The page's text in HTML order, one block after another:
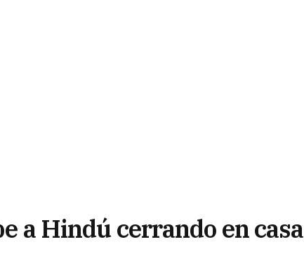
a Hindú cerrando en casa